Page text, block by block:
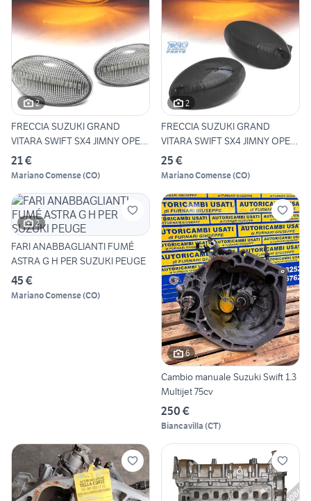
2
FRECCIA SUZUKI GRAND
VITARA SWIFT SX4 JIMNY OPEL
A
21 €
Mariano Comense(CO)
2
FRECCIA SUZUKI GRAND
VITARA SWIFT SX4 JIMNY OPEL
A
25 €
Mariano Comense(CO)
2
FARI ANABBAGLIANTI FUMÉ
ASTRA G H PER SUZUKI PEUGE
45 €
Mariano Comense(CO)
6
Cambio manuale Suzuki Swift 1.3
Multijet 75cv
250 €
Biancavilla (CT)